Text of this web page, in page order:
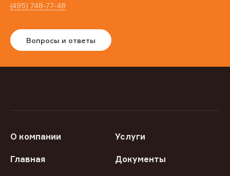
(495) 748-77-48
Вопросы и ответы
О компании Услуги
Главная Документы